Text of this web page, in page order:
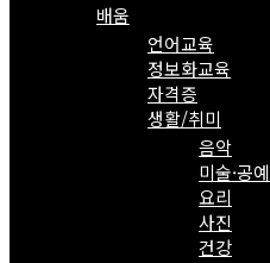
배움
언어교육
정보화교육
자격증
생활/취미
음악
미술·공예
요리
사진
건강